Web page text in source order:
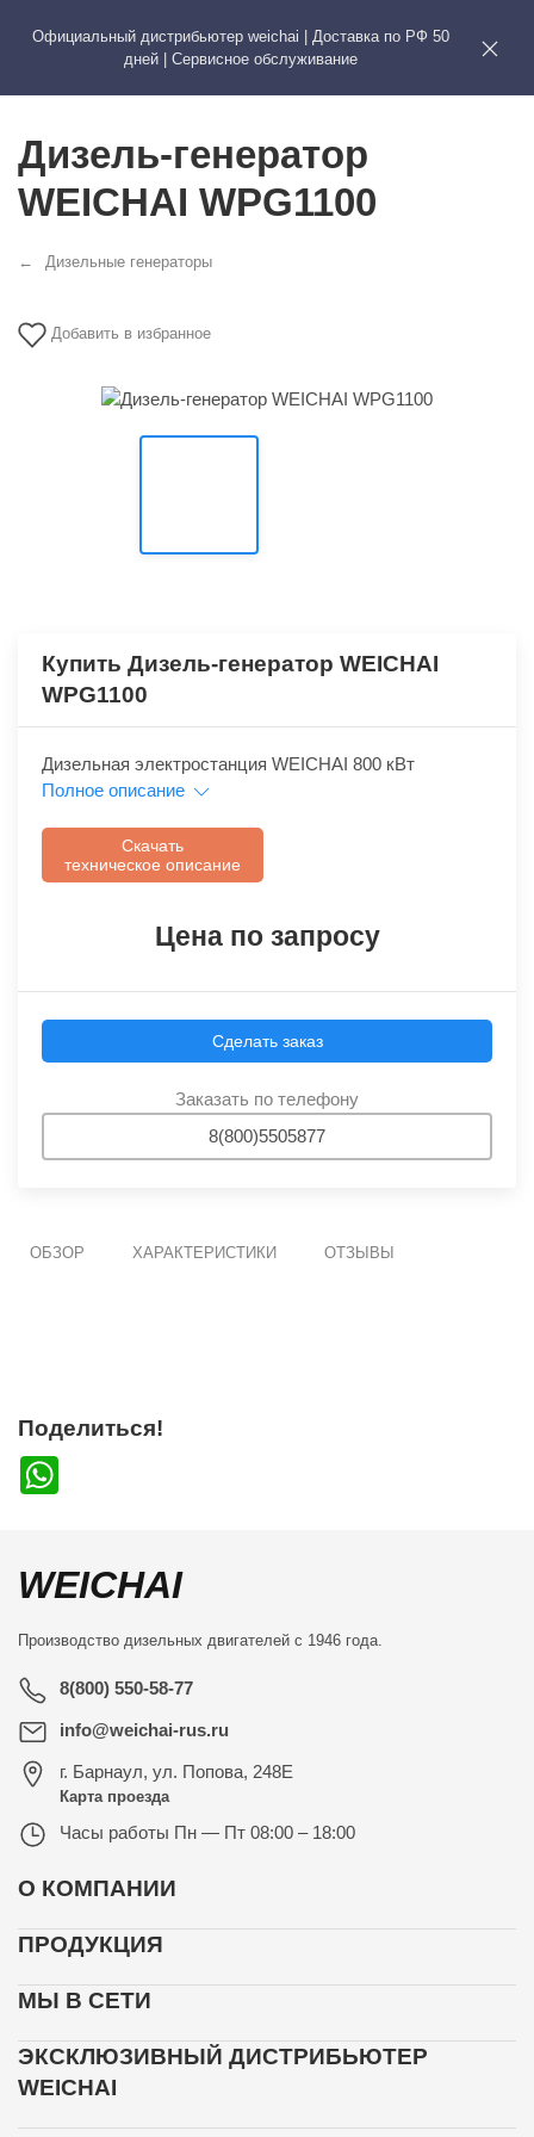
Официальный дистрибьютер weichai | Доставка по РФ 50
дней | Сервисное обслуживание
WEICHAI
Дизель-генератор
WEICHAI WPG1100
Дизельные генераторы
Добавить в избранное
Купить Дизель-генератор WEICHAI
WPG1100
Дизельная электростанция WEICHAI 800 кВт
Полное описание
Скачать
техническое описание
Цена по запросу
Сделать заказ
Заказать по телефону
8(800)5505877
ОБЗОР ХАРАКТЕРИСТИКИ ОТЗЫВЫ
Поделиться!
WEICHAI
Производство дизельных двигателей с 1946 года.
8(800) 550-58-77
info@weichai-rus.ru
г. Барнаул, ул. Попова, 248Е
Карта проезда
Часы работы Пн — Пт 08:00 – 18:00
О КОМПАНИИ
ПРОДУКЦИЯ
МЫ В СЕТИ
ЭКСКЛЮЗИВНЫЙ ДИСТРИБЬЮТЕР
WEICHAI